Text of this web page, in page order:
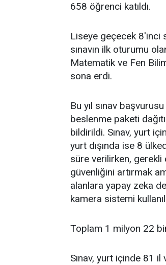
658 öğrenci katıldı.
Liseye geçecek 8'inci
sınavın ilk oturumu
Matematik ve Fen
sona erdi.
Bu yıl sınav
beslenme paketi
bildirildi. Sınav, yurt
yurt dışında ise 8
süre verilirken, gerekli
güvenliğini artırmak
alanlara yapay zeka
kamera sistemi
Toplam 1 milyon 22
Sınav, yurt içinde 81